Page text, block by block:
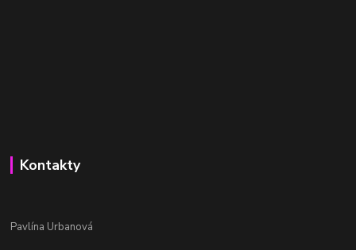
Kontakty
Pavlína Urbanová